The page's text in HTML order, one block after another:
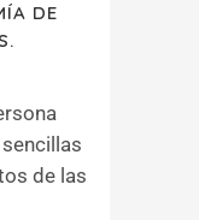
DE
de las